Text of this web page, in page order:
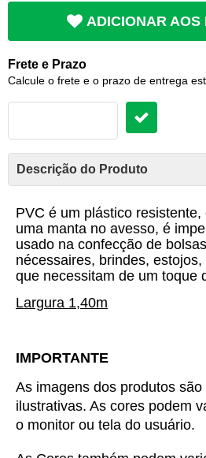
ADICIONAR AOS
Frete e Prazo
Calcule o frete e o prazo de entrega
Descrição do Produto
PVC é um plástico
uma manta no avesso, é
usado na confecção de
nécessaires, brindes,
que necessitam de um toque
Largura 1,40m
IMPORTANTE
As imagens dos produtos
ilustrativas. As cores podem
o monitor ou tela do usuário.